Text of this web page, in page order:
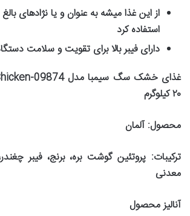
از این غذا میشه به عنوان و یا نژادهای
استفاده کرد
دارای فیبر بالا برای تقویت و سلامت
غذای خشک سگ سیمبا مدل Chicken-09874
۲۰کیلوگرم
محصول:آلمان
ترکیبات: پروتئین گوشت بره، برنج، فیبر
معدنی
آنالیز محصول